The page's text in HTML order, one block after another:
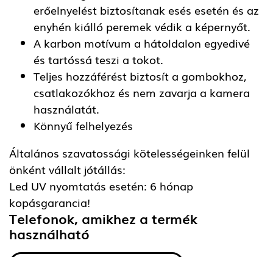
erőelnyelést biztosítanak esés esetén és az
enyhén kiálló peremek védik a képernyőt.
A karbon motívum a hátoldalon egyedivé
és tartóssá teszi a tokot.
Teljes hozzáférést biztosít a gombokhoz,
csatlakozókhoz és nem zavarja a kamera
használatát.
Könnyű felhelyezés
Általános szavatossági kötelességeinken felül
önként vállalt jótállás:
Led UV nyomtatás esetén: 6 hónap
kopásgarancia!
Telefonok, amikhez a termék
használható